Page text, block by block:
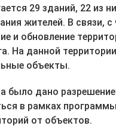
29 зданий, 22 из
жителей. В связи,
и обновление
На данной
объекты.
было дано
в рамках
от объектов.